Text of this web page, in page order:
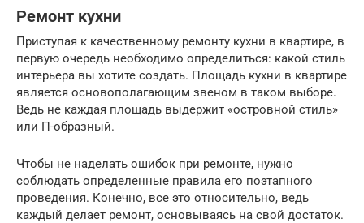
Ремонт кухни
Приступая к качественному ремонту кухни в квартире, в
первую очередь необходимо определиться: какой стиль
интерьера вы хотите создать. Площадь кухни в квартире
является основополагающим звеном в таком выборе.
Ведь не каждая площадь выдержит «островной стиль»
или П-образный.
Чтобы не наделать ошибок при ремонте, нужно
соблюдать определенные правила его поэтапного
проведения. Конечно, все это относительно, ведь
каждый делает ремонт, основываясь на свой достаток.